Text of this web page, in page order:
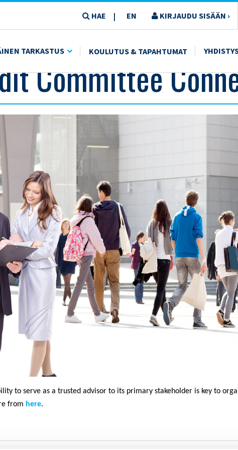
HAE | EN KIRJAUDU SISÄÄN ›
TARKASTUS KOULUTUS & TAPAHTUMAT
Committee
to serve as a trusted advisor to its primary stakeholder is key to
from here.